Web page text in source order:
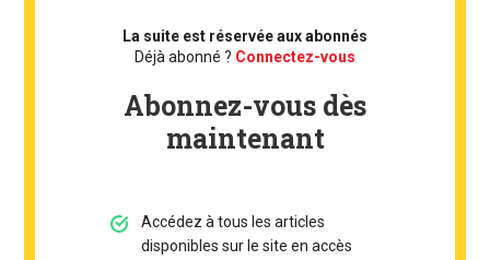
La suite est réservée aux abonnés
Déjà abonné ? Connectez-vous
Abonnez-vous dès
maintenant
Accédez à tous les articles
disponibles sur le site en accès